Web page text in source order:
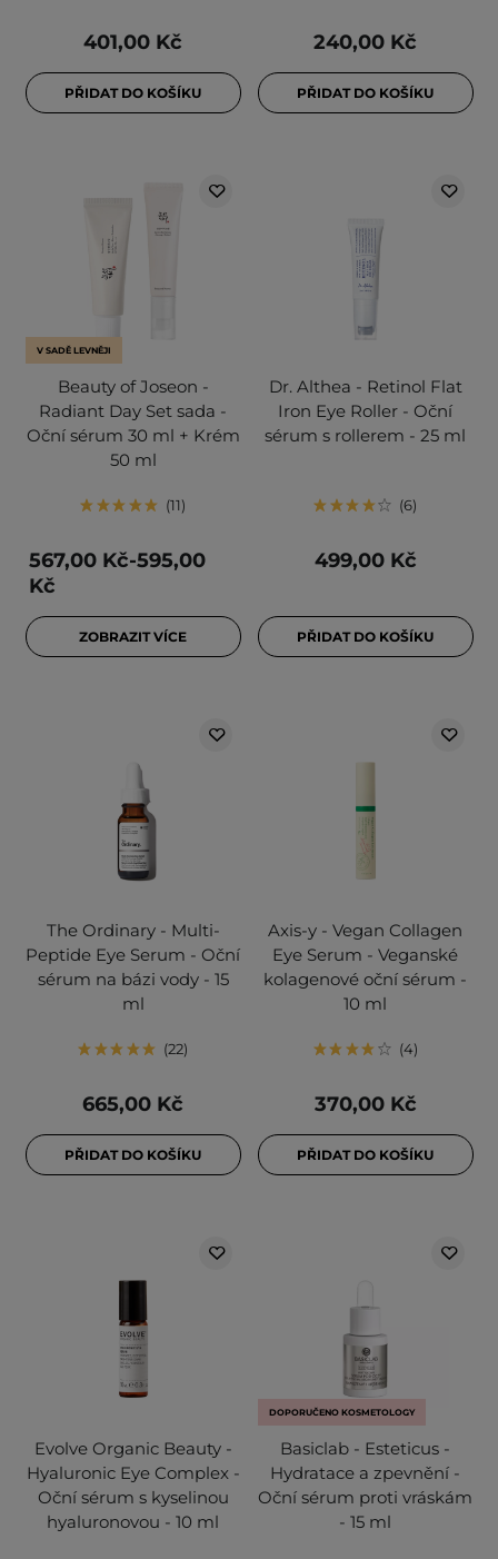
401,00 Kč
PŘIDAT DO KOŠÍKU
240,00 Kč
PŘIDAT DO KOŠÍKU
V SADĚ LEVNĚJI
Beauty of Joseon -
Radiant Day Set sada -
Oční sérum 30 ml + Krém
50 ml
11
567,00 Kč-595,00
Kč
ZOBRAZIT VÍCE
Dr. Althea - Retinol Flat
Iron Eye Roller - Oční
sérum s rollerem - 25 ml
6
499,00 Kč
PŘIDAT DO KOŠÍKU
The Ordinary - Multi-
Peptide Eye Serum - Oční
sérum na bázi vody - 15
ml
22
665,00 Kč
PŘIDAT DO KOŠÍKU
Axis-y - Vegan Collagen
Eye Serum - Veganské
kolagenové oční sérum -
10 ml
4
370,00 Kč
PŘIDAT DO KOŠÍKU
Evolve Organic Beauty -
Hyaluronic Eye Complex -
Oční sérum s kyselinou
hyaluronovou - 10 ml
DOPORUČENO KOSMETOLOGY
Basiclab - Esteticus -
Hydratace a zpevnění -
Oční sérum proti vráskám
- 15 ml